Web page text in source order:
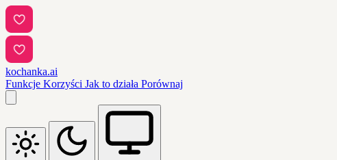
kochanka.ai
Funkcje Korzyści Jak to działa Porównaj